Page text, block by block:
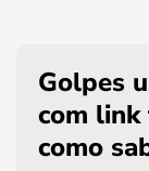
Golpes
com link
como